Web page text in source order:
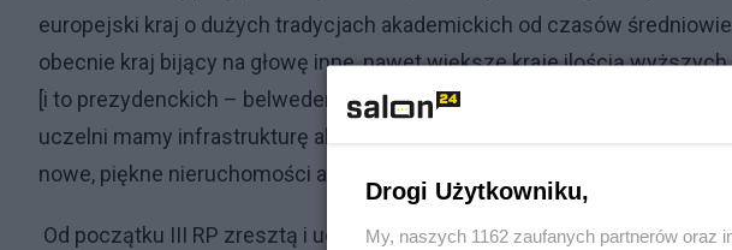
europejski kraj o dużych tradycjach akademickich od czasów
obecnie kraj bijący na głowę inne, nawet większe kraje ilością
[i to prezydenckich – belwederskich] i doktorów habilitowanych i jak
uczelni mamy infrastrukturę akademicką na poziomie światowym co
nowe, piękne nieruchomości akademickie rosnące jak grzyby po deszczu.
Od początku III RP zresztą i uczelnie tak rosły a Sejm w pocie czoła
Drogi Użytkowniku,
My, naszych 1162 zaufanych partnerów oraz